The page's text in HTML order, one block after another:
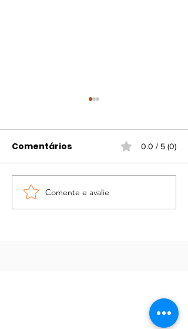
Portaria atualiza
regras para
Comentários 0.0 / 5 (0)
Comente e avalie